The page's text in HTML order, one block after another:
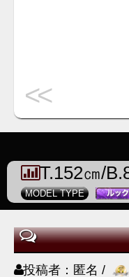
<<
T.152㎝/
MODEL TYPE
投稿者：匿名 /